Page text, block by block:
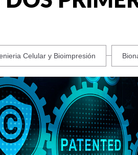
Celular y Bioimpresión